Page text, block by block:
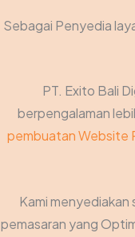
Sebagai Penyedia
PT. Exito Bali
berpengalaman
pembuatan Website
Kami
pemasaran yang